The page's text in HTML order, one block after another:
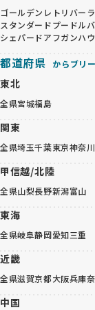
ゴールデンレトリバー
スタンダードプードル
シェパードアフガンハ
都道府県 からブリ
東北
全県宮城福島
関東
全県埼玉千葉東京神奈川
甲信越/北陸
全県山梨長野新潟富山
東海
全県岐阜静岡愛知三重
近畿
全県滋賀京都大阪兵庫
中国